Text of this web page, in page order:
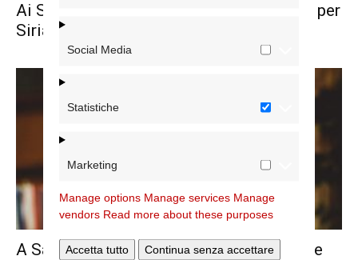
Social Media
Statistiche
Marketing
Manage options Manage services Manage
vendors Read more about these purposes
Accetta tutto
Continua senza accettare
Ai Santi Fabiano e Venanzio la preghiera per
Siria e Turchia
A San Pio X incontro con Cartabia e Forte